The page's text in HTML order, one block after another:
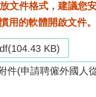
文件格式，建議您
的軟體開啟文件。
KB)
件(申請聘僱外國人